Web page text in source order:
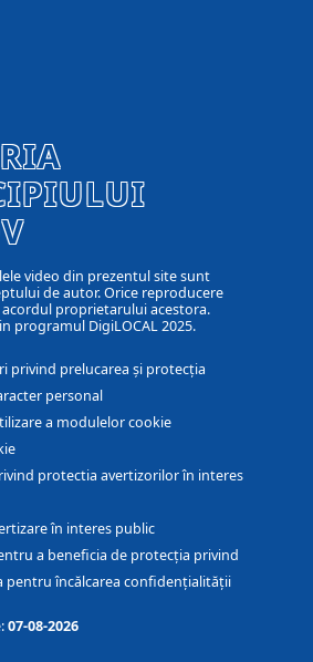
video din prezentul site sunt
de autor. Orice reproducere
proprietarului acestora.
programul DigiLOCAL 2025.
privind prelucarea și protecția
personal
a modulelor cookie
protectia avertizorilor în interes
în interes public
a beneficia de protecția privind
pentru încălcarea confidențialității
07-08-2026